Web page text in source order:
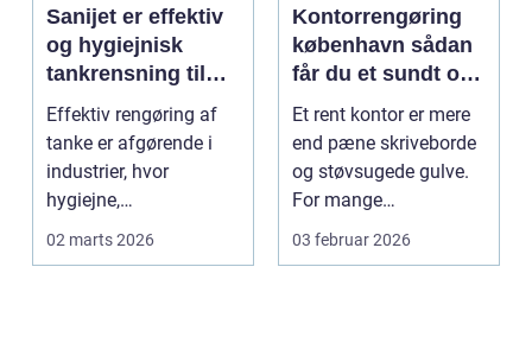
Sanijet er effektiv
og hygiejnisk
tankrensning til
krævende
industrier
Effektiv rengøring af
tanke er afgørende i
industrier, hvor
hygiejne,
driftssikkerhed ...
02 marts 2026
Kontorrengøring
københavn sådan
får du et sundt og
præsentabelt
arbejdsmiljø
Et rent kontor er mere
end pæne skriveborde
og støvsugede gulve.
For mange
virksomheder i
03 februar 2026